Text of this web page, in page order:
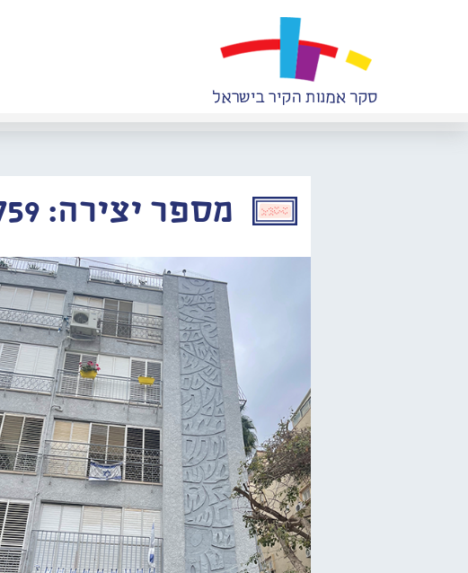
מספר יצירה: #3759